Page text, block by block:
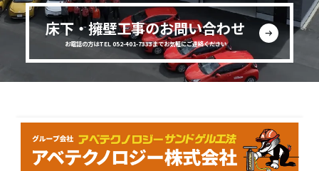
床下・擁壁工事のお問い合わせ
お電話の方はTEL 052-401-7333までお気軽にご連絡ください